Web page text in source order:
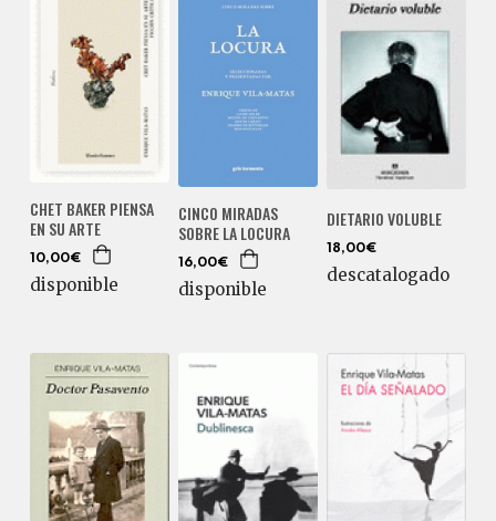
CHET BAKER PIENSA
EN SU ARTE
10,00€
disponible
CINCO MIRADAS
SOBRE LA LOCURA
16,00€
disponible
DIETARIO VOLUBLE
18,00€
descatalogado